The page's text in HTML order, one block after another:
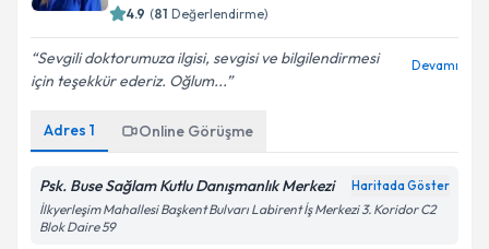
4.9 (81 Değerlendirme)
Sevgili doktorumuza ilgisi, sevgisi ve bilgilendirmesi
için teşekkür ederiz. Oğlum...
Devamı
Adres 1 Online Görüşme
Psk. Buse Sağlam Kutlu Danışmanlık Merkezi Haritada Göster
İlkyerleşim Mahallesi Başkent Bulvarı Labirent İş Merkezi 3. Koridor C2
Blok Daire 59